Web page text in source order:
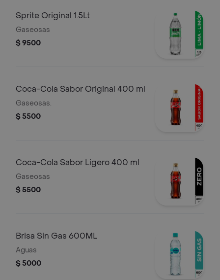
Sprite Original 1.5Lt
Gaseosas
$ 9500
Coca-Cola Sabor Original 400 ml
Gaseosas.
$ 5500
Coca-Cola Sabor Ligero 400 ml
Gaseosas
$ 5500
Brisa Sin Gas 600ML
Aguas
$ 5000